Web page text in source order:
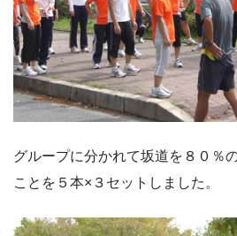
グループに分かれて坂道を８０％
ことを５本×３セットしました。